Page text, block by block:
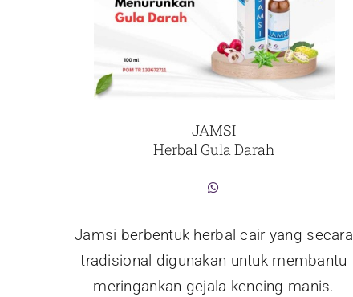
JAMSI
Herbal Gula Darah
Jamsi berbentuk herbal cair yang secara
tradisional digunakan untuk membantu
meringankan gejala kencing manis.